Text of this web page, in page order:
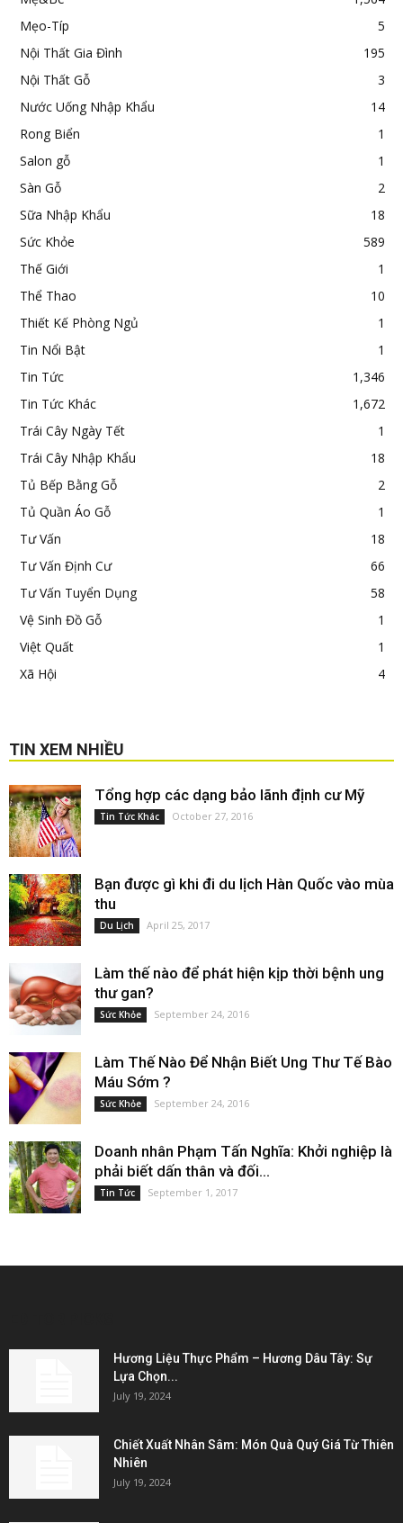
Mẹo-Típ
5
Nội Thất Gia Đình
195
Nội Thất Gỗ
3
Nước Uống Nhập Khẩu
14
Rong Biển
1
Salon gỗ
1
Sàn Gỗ
2
Sữa Nhập Khẩu
18
Sức Khỏe
589
Thế Giới
1
Thể Thao
10
Thiết Kế Phòng Ngủ
1
Tin Nổi Bật
1
Tin Tức
1,346
Tin Tức Khác
1,672
Trái Cây Ngày Tết
1
Trái Cây Nhập Khẩu
18
Tủ Bếp Bằng Gỗ
2
Tủ Quần Áo Gỗ
1
Tư Vấn
18
Tư Vấn Định Cư
66
Tư Vấn Tuyển Dụng
58
Vệ Sinh Đồ Gỗ
1
Việt Quất
1
Xã Hội
4
TIN XEM NHIỀU
Tổng hợp các dạng bảo lãnh định cư Mỹ
Tin Tức Khác October 27, 2016
Bạn được gì khi đi du lịch Hàn Quốc vào mùa
thu
Du Lịch April 25, 2017
Làm thế nào để phát hiện kịp thời bệnh ung
thư gan?
Sức Khỏe September 24, 2016
Làm Thế Nào Để Nhận Biết Ung Thư Tế Bào
Máu Sớm ?
Sức Khỏe September 24, 2016
Doanh nhân Phạm Tấn Nghĩa: Khởi nghiệp là
phải biết dấn thân và đối...
Tin Tức September 1, 2017
Hương Liệu Thực Phẩm – Hương Dâu Tây: Sự
Lựa Chọn...
July 19, 2024
Chiết Xuất Nhân Sâm: Món Quà Quý Giá Từ Thiên
Nhiên
July 19, 2024